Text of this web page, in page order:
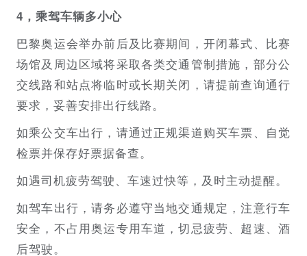
4，乘驾车辆多小心
巴黎奥运会举办前后及比赛期间，开闭幕式、比赛
场馆及周边区域将采取各类交通管制措施，部分公
交线路和站点将临时或长期关闭，请提前查询通行
要求，妥善安排出行线路。
如乘公交车出行，请通过正规渠道购买车票、自觉
检票并保存好票据备查。
如遇司机疲劳驾驶、车速过快等，及时主动提醒。
如驾车出行，请务必遵守当地交通规定，注意行车
安全，不占用奥运专用车道，切忌疲劳、超速、酒
后驾驶。